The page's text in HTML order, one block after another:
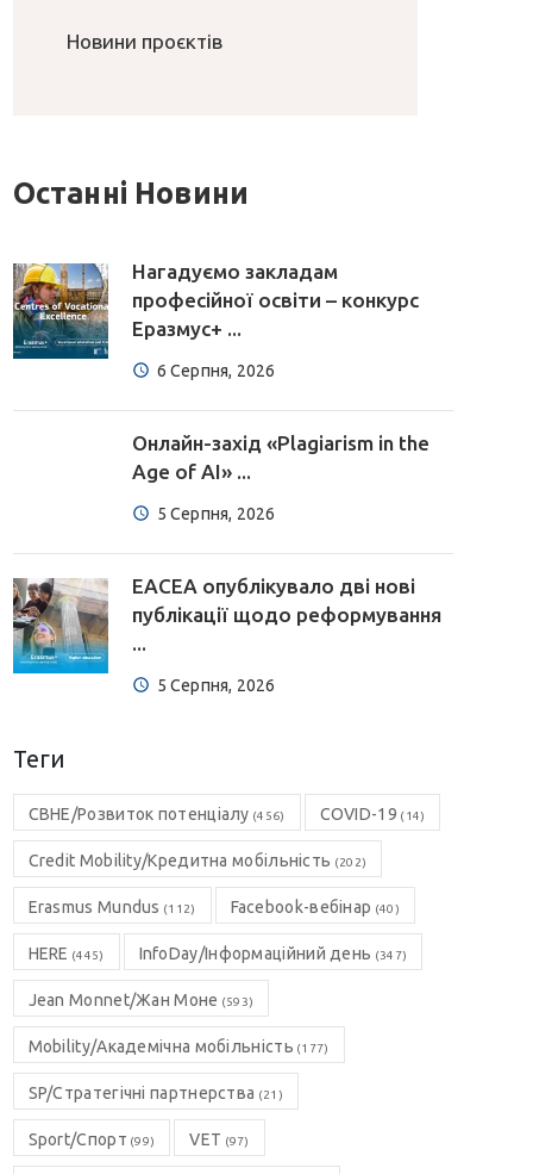
Новини проєктів
Останні Новини
Нагадуємо закладам
професійної освіти – конкурс
Еразмус+ ...
6 Серпня, 2026
Онлайн-захід «Plagiarism in the
Age of AI» ...
5 Серпня, 2026
EACEA опублікувало дві нові
публікації щодо реформування
...
5 Серпня, 2026
Теги
CBHE/Розвиток потенціалу (456) COVID-19 (14)
Credit Mobility/Кредитна мобільність (202)
Erasmus Mundus (112) Facebook-вебінар (40)
HERE (445) InfoDay/Інформаційний день (347)
Jean Monnet/Жан Моне (593)
Mobility/Академічна мобільність (177)
SP/Стратегічні партнерства (21)
Sport/Спорт (99) VET (97)